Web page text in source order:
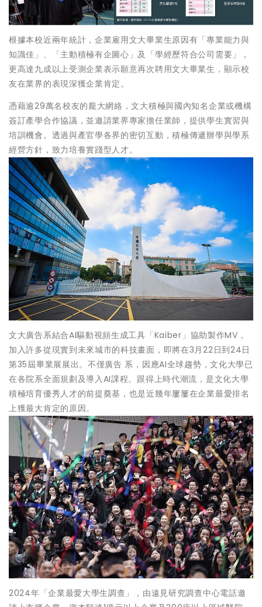
根據本校近兩年統計，企業雇用文大畢業生原因有「專業能力與
知識佳」、「主動積極有企圖心」及「學經歷符合公司需要」，
更高達九成以上受測企業表示願意再次聘用文大畢業生，顯示校
友在業界的表現深獲企業肯定。
憑藉逾29萬名校友的龐大網絡，文大積極與國內知名企業或機構
簽訂產學合作協議，並邀請業界專家擔任業師，提供學生實習與
培訓機會。透過與產官學各界的密切互動，積極傳遞辦學與學系
經營方針，致力培養實踐型人才。
文大廣告系結合AI驅動視頻生成工具「Kaiber」協助製作MV，
加入許多從現實到未來城市的科技畫面，即將在3月22日到24日
第35屆畢業展展出。不僅廣告 系，因應AI全球趨勢，文化大學已
在各院系全面規劃及導入AI課程。跟得上時代潮流，是文化大學
積極培育優秀人才的前提奠基，也是近幾年屢屢在企業最愛排名
上獲最大肯定的原因。
2024年「企業最愛大學生調查」，由遠見研究調查中心電話邀